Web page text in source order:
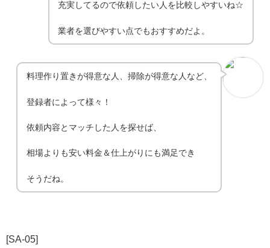
充実してるので依頼したい人を比較しやすいね☆
業者を選びやすい点でもおすすめだよ。
料理作り置きが得意な人、掃除が得意な人など、
登録者によって様々！
依頼内容とマッチした人を探せば、
相場よりも安い料金＆仕上がりにも満足でき
そうだね。
[SA-05]